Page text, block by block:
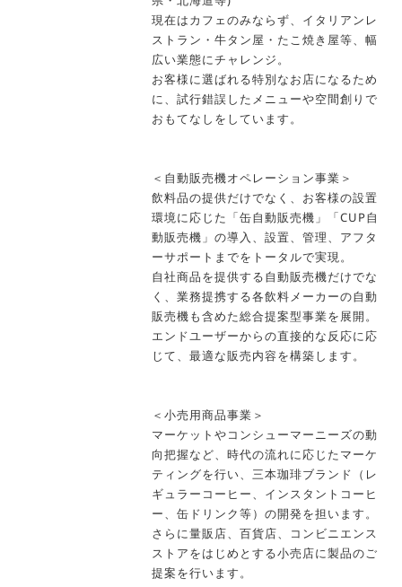
現在はカフェのみならず、イタリアンレ
ストラン・牛タン屋・たこ焼き屋等、幅
広い業態にチャレンジ。
お客様に選ばれる特別なお店になるため
に、試行錯誤したメニューや空間創りで
おもてなしをしています。
＜自動販売機オペレーション事業＞
飲料品の提供だけでなく、お客様の設置
環境に応じた「缶自動販売機」「CUP自
動販売機」の導入、設置、管理、アフタ
ーサポートまでをトータルで実現。
自社商品を提供する自動販売機だけでな
く、業務提携する各飲料メーカーの自動
販売機も含めた総合提案型事業を展開。
エンドユーザーからの直接的な反応に応
じて、最適な販売内容を構築します。
＜小売用商品事業＞
マーケットやコンシューマーニーズの動
向把握など、時代の流れに応じたマーケ
ティングを行い、三本珈琲ブランド（レ
ギュラーコーヒー、インスタントコーヒ
ー、缶ドリンク等）の開発を担います。
さらに量販店、百貨店、コンビニエンス
ストアをはじめとする小売店に製品のご
提案を行います。